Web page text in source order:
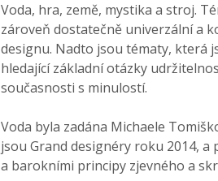
Voda, hra, země, mystika a stroj.
zároveň dostatečně univerzální a
designu. Nadto jsou tématy, která
hledající základní otázky
současnosti s minulostí.
Voda byla zadána Michaele
jsou Grand designéry roku 2014,
a barokními principy zjevného a